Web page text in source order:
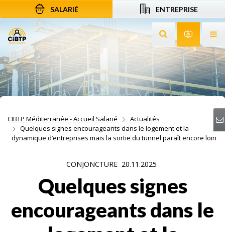
Aller au contenu
Aller à la recherche
Aller à la navigation
SALARIÉ ENTREPRISE
Rechercher sur
CIBTP Méditerranée - Accueil Salarié
Actualités
Quelques signes encourageants dans le logement et la
dynamique d’entreprises mais la sortie du tunnel paraît encore loin
CONJONCTURE 20.11.2025
Quelques signes
encourageants dans le